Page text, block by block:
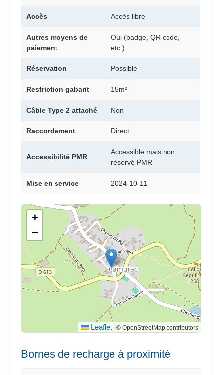
Accès Accès libre
Autres moyens de
paiement
Oui (badge, QR code,
etc.)
Réservation Possible
Restriction gabarit 15m²
Câble Type 2 attaché Non
Raccordement Direct
Accessibilité PMR
Accessible mais non
réservé PMR
Mise en service 2024-10-11
+
−
Leaflet |© OpenStreetMap contributors
Bornes de recharge à proximité